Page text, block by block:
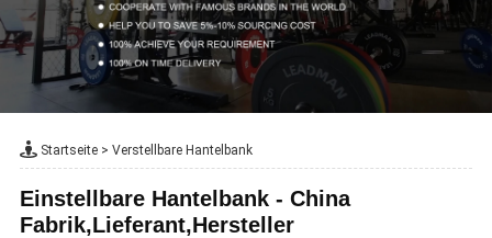
Startseite> Verstellbare Hantelbank
Einstellbare Hantelbank - China
Fabrik,Lieferant,Hersteller